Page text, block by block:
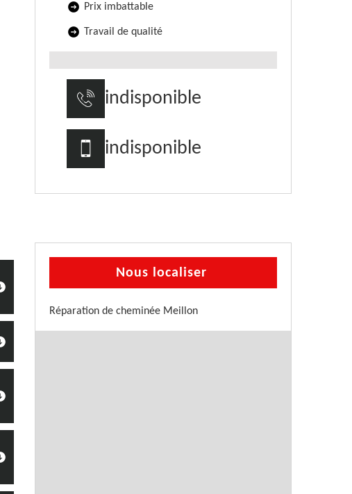
Prix imbattable
Travail de qualité
indisponible
indisponible
Nous localiser
Réparation de cheminée Meillon